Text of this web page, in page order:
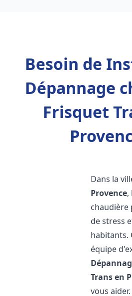
Besoin de
Dépannage
Frisquet
Dans la
Provence,
chaudière
de stress
habitants.
équipe
Trans en
vous